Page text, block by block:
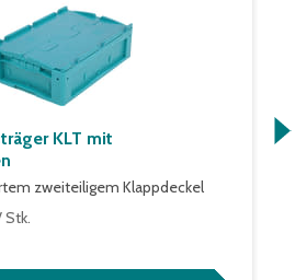
KLT mit
zweiteiligem Klappdeckel
Stk.